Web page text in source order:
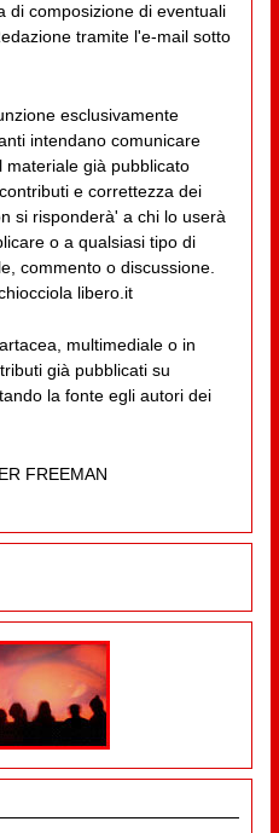
di composizione di eventuali
tramite l'e-mail sotto
esclusivamente
intendano comunicare
materiale già pubblicato
e correttezza dei
si risponderà' a chi lo userà
o a qualsiasi tipo di
commento o discussione.
libero.it
multimediale o in
già pubblicati su
la fonte egli autori dei
FREEMAN